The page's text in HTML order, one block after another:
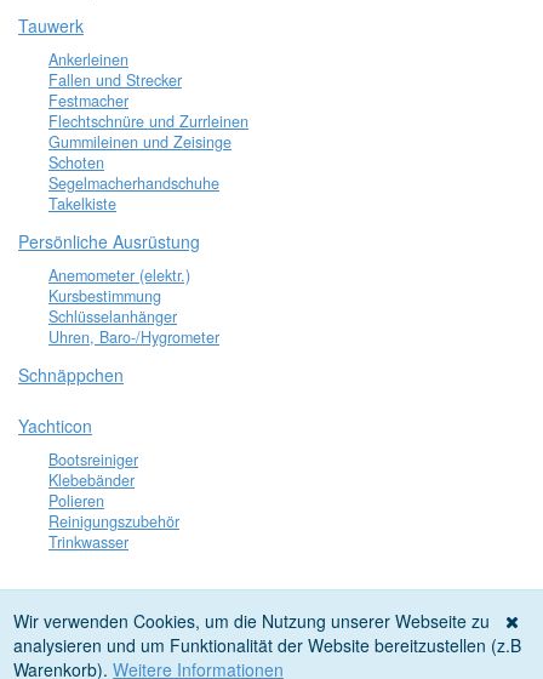
Tauwerk
Ankerleinen
Fallen und Strecker
Festmacher
Flechtschnüre und Zurrleinen
Gummileinen und Zeisinge
Schoten
Segelmacherhandschuhe
Takelkiste
Persönliche Ausrüstung
Anemometer (elektr.)
Kursbestimmung
Schlüsselanhänger
Uhren, Baro-/Hygrometer
Schnäppchen
Yachticon
Bootsreiniger
Klebebänder
Polieren
Reinigungszubehör
Trinkwasser
Wir verwenden Cookies, um die Nutzung unserer Webseite zu
analysieren und um Funktionalität der Website bereitzustellen (z.B
Warenkorb). Weitere Informationen